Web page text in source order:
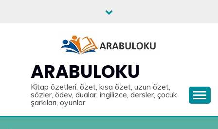
ARABULOKU
Kitap özetleri, özet, kısa özet, uzun özet,
sözler, ödev, dualar, ingilizce, dersler, çocuk
şarkıları, oyunlar